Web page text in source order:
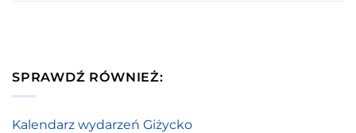
SPRAWDŹ RÓWNIEŻ:
Kalendarz wydarzeń Giżycko